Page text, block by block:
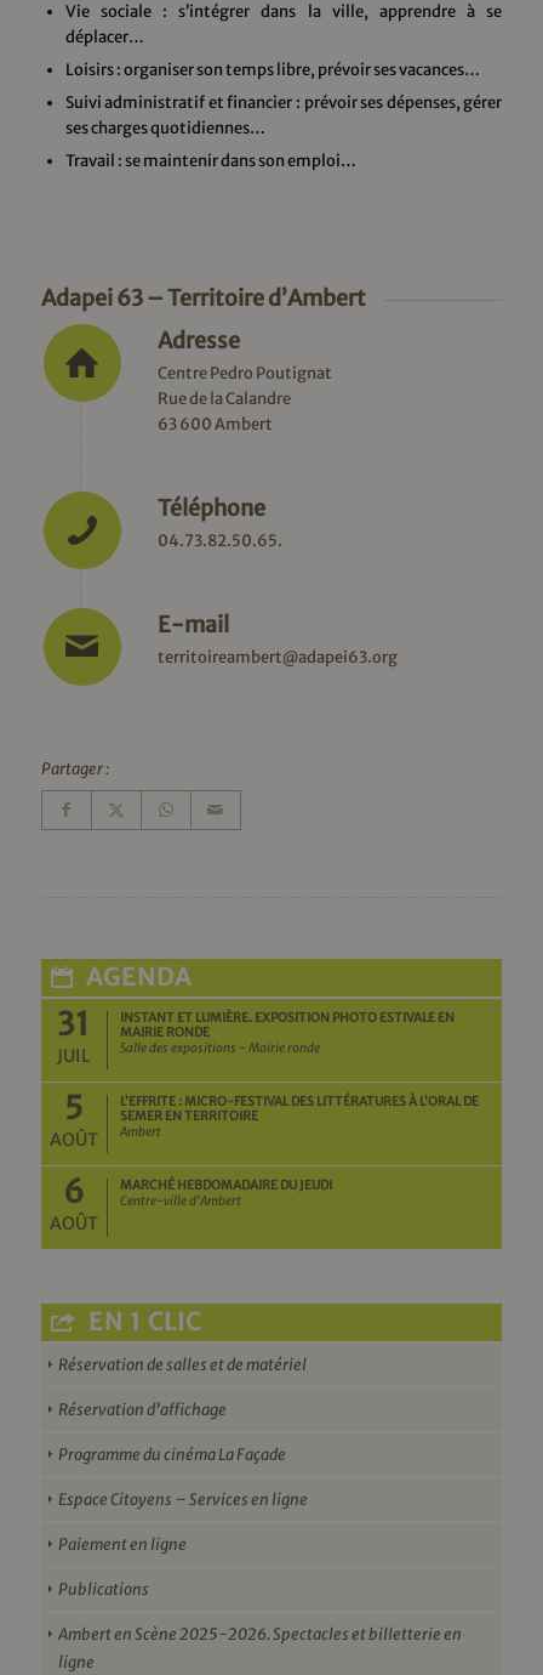
Vie sociale : s’intégrer dans la ville, apprendre à se
déplacer…
Loisirs : organiser son temps libre, prévoir ses vacances…
Suivi administratif et financier : prévoir ses dépenses, gérer
ses charges quotidiennes…
Travail : se maintenir dans son emploi…
Adapei 63 – Territoire d’Ambert
Adresse
Centre Pedro Poutignat
Rue de la Calandre
63 600 Ambert
Téléphone
04.73.82.50.65.
E-mail
territoireambert@adapei63.org
Partager :
AGENDA
31
JUIL
INSTANT ET LUMIÈRE. EXPOSITION PHOTO ESTIVALE EN
MAIRIE RONDE
Salle des expositions - Mairie ronde
5
AOÛT
L’EFFRITE : MICRO-FESTIVAL DES LITTÉRATURES À L’ORAL DE
SEMER EN TERRITOIRE
Ambert
6
AOÛT
MARCHÉ HEBDOMADAIRE DU JEUDI
Centre-ville d'Ambert
EN 1 CLIC
Réservation de salles et de matériel
Réservation d’affichage
Programme du cinéma La Façade
Espace Citoyens – Services en ligne
Paiement en ligne
Publications
Ambert en Scène 2025-2026. Spectacles et billetterie en
ligne